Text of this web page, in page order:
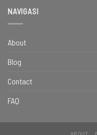
NAVIGASI
About
Blog
Contact
FAQ
ABOUT